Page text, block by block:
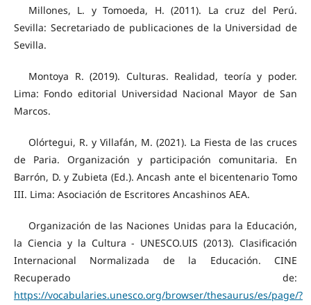
Millones, L. y Tomoeda, H. (2011). La cruz del Perú.
Sevilla: Secretariado de publicaciones de la Universidad de
Sevilla.
Montoya R. (2019). Culturas. Realidad, teoría y poder.
Lima: Fondo editorial Universidad Nacional Mayor de San
Marcos.
Olórtegui, R. y Villafán, M. (2021). La Fiesta de las cruces
de Paria. Organización y participación comunitaria. En
Barrón, D. y Zubieta (Ed.). Ancash ante el bicentenario Tomo
III. Lima: Asociación de Escritores Ancashinos AEA.
Organización de las Naciones Unidas para la Educación,
la Ciencia y la Cultura - UNESCO.UIS (2013). Clasificación
Internacional Normalizada de la Educación. CINE
Recuperado de:
https://vocabularies.unesco.org/browser/thesaurus/es/page/?